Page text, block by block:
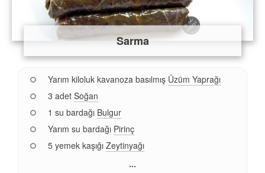
Sarma
Yarım kiloluk kavanoza basılmış Üzüm Yaprağı
3 adet Soğan
1 su bardağı Bulgur
Yarım su bardağı Pirinç
5 yemek kaşığı Zeytinyağı
...